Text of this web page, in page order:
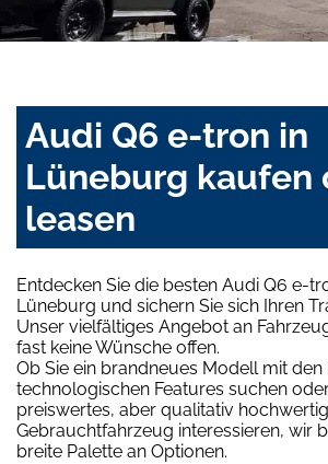
Audi Q6 e-tron in
Lüneburg kaufen
leasen
Entdecken Sie die besten Audi Q6 e-
Lüneburg und sichern Sie sich Ihren
Unser vielfältiges Angebot an
fast keine Wünsche offen.
Ob Sie ein brandneues Modell mit den
technologischen Features suchen
preiswertes, aber qualitativ
Gebrauchtfahrzeug interessieren, wir
breite Palette an Optionen.